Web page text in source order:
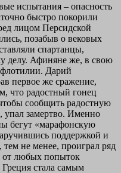
испытания – опасность
быстро покорили
лицом Персидской
позабыв о вековых
спартанцы,
делу. Афиняне же, в свою
флотилии. Дарий
первое же сражение,
что радостный гонец
сообщить радостную
упал замертво. Именно
бегут «марафонскую
поддержкой и
не менее, проиграл ряд
от любых попыток
стала самым